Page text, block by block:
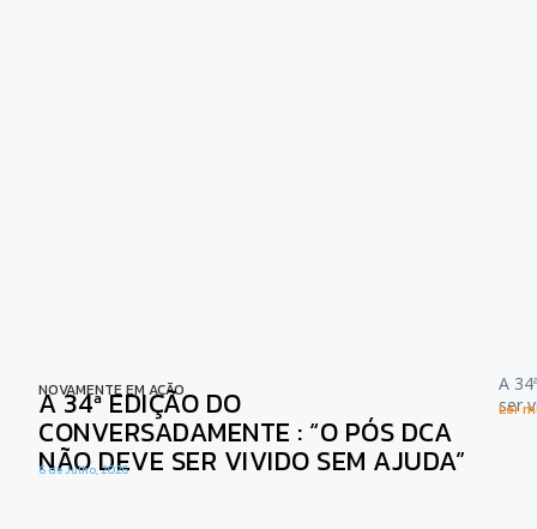
NOVAMENTE EM AÇÃO
A 34ª EDIÇÃO DO
CONVERSADAMENTE : “O PÓS DCA
NÃO DEVE SER VIVIDO SEM AJUDA”
6 de Julho, 2026
A
ser
Ler